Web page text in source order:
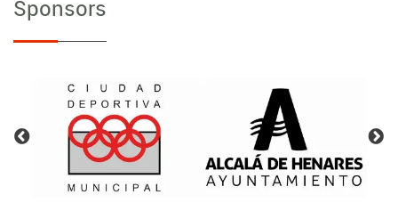
Sponsors